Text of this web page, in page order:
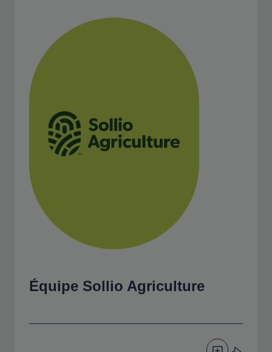
Équipe Sollio Agriculture
Ajouter à ma